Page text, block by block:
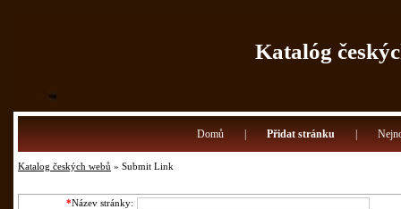
Katalóg
Domů Přidat stránku
Katalog českých webů » Submit Link
*Název stránky: